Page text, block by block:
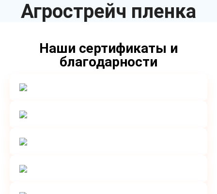
Агрострейч пленка
Наши сертификаты и
благодарности